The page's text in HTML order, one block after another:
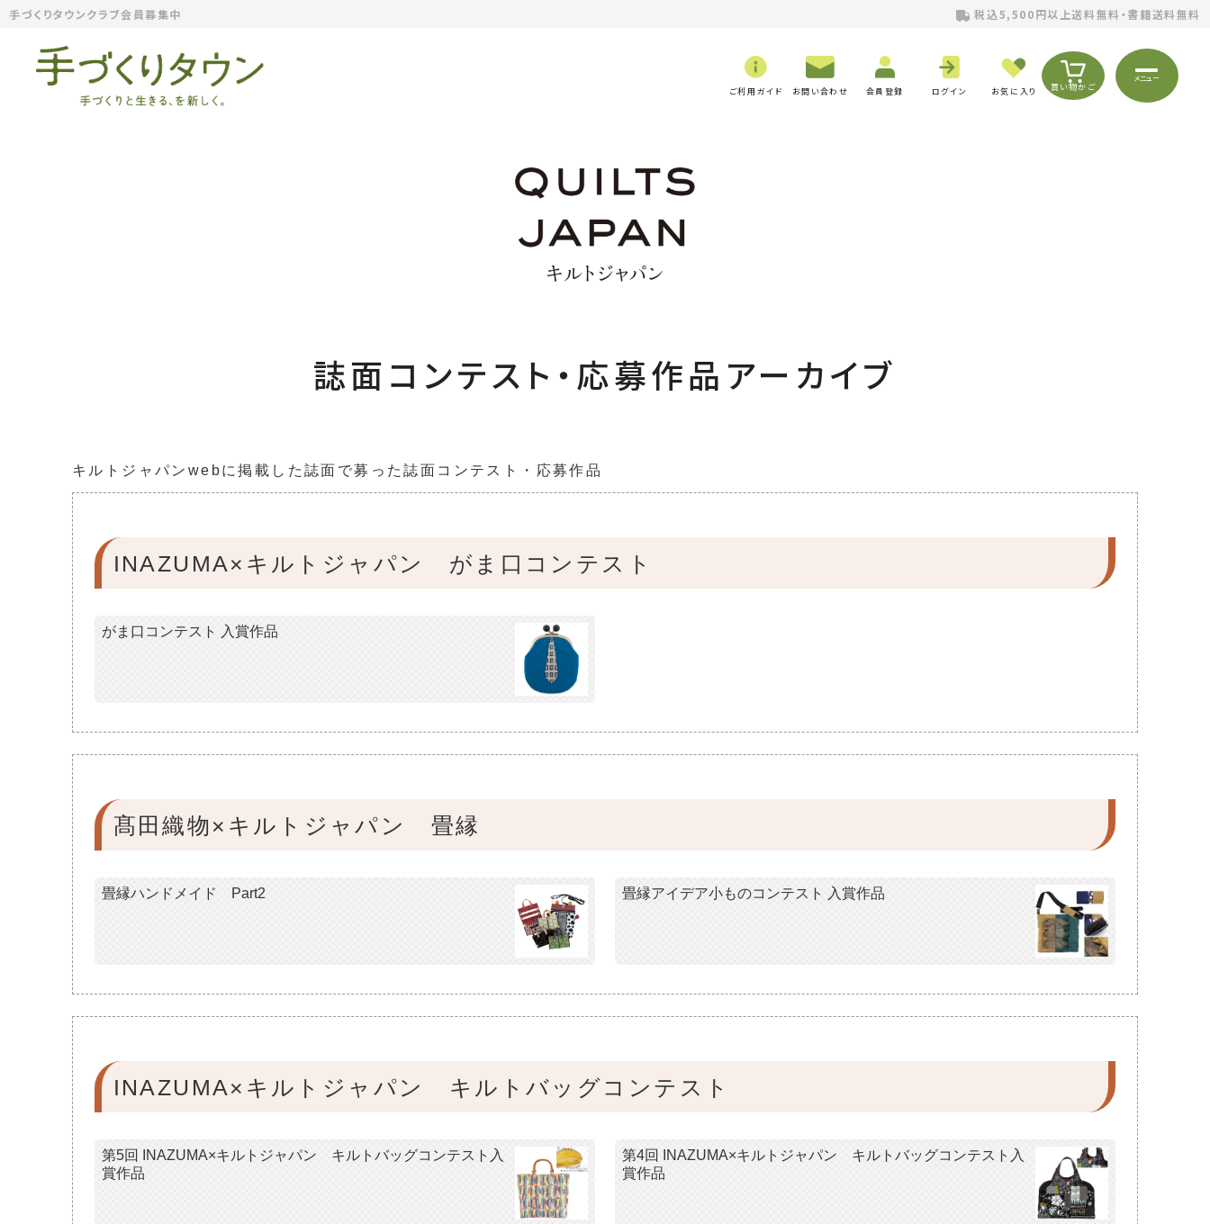
手づくりタウンクラブ会員募集中 税込5,500円以上送料無料・書籍送料無料
ご利用ガイド お問い合わせ 会員登録 ログイン お気に入り 買い物かご
メニュー
誌面コンテスト・応募作品アーカイブ
キルトジャパンwebに掲載した誌面で募った誌面コンテスト・応募作品
INAZUMA×キルトジャパン がま口コンテスト
がま口コンテスト 入賞作品
髙田織物×キルトジャパン 畳縁
畳縁ハンドメイド Part2 畳縁アイデア小ものコンテスト 入賞作品
INAZUMA×キルトジャパン キルトバッグコンテスト
第5回 INAZUMA×キルトジャパン キルトバッグコンテスト入
賞作品
第4回 INAZUMA×キルトジャパン キルトバッグコンテスト入
賞作品